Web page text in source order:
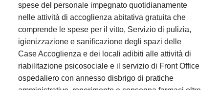
spese del personale impegnato quotidianamente
nelle attività di accoglienza abitativa gratuita che
comprende le spese per il vitto, Servizio di pulizia,
igienizzazione e sanificazione degli spazi delle
Case Accoglienza e dei locali adibiti alle attività di
riabilitazione psicosociale e il servizio di Front Office
ospedaliero con annesso disbrigo di pratiche